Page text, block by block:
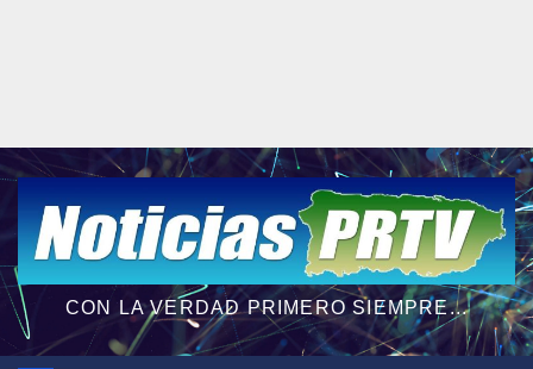
CON LA VERDAD PRIMERO SIEMPRE...